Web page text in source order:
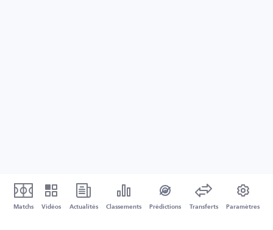
Matchs Vidéos Actualités Classements Prédictions Transferts Paramètres